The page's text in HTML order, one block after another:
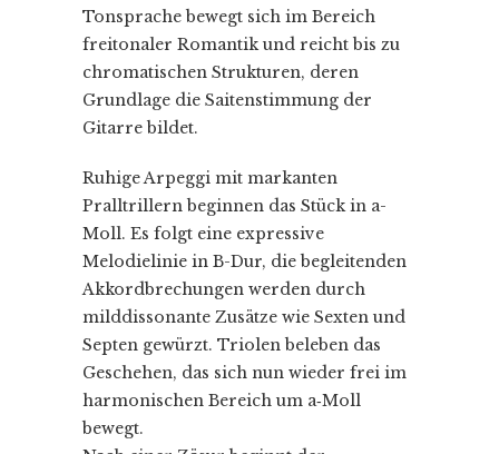
Tonsprache bewegt sich im Bereich
freitonaler Romantik und reicht bis zu
chromatischen Strukturen, deren
Grundlage die Saitenstimmung der
Gitarre bildet.
Ruhige Arpeggi mit markanten
Pralltrillern beginnen das Stück in a-
Moll. Es folgt eine expressive
Melodielinie in B-Dur, die begleitenden
Akkordbrechungen werden durch
milddissonante Zusätze wie Sexten und
Septen gewürzt. Triolen beleben das
Geschehen, das sich nun wieder frei im
harmonischen Bereich um a‑Moll
bewegt.